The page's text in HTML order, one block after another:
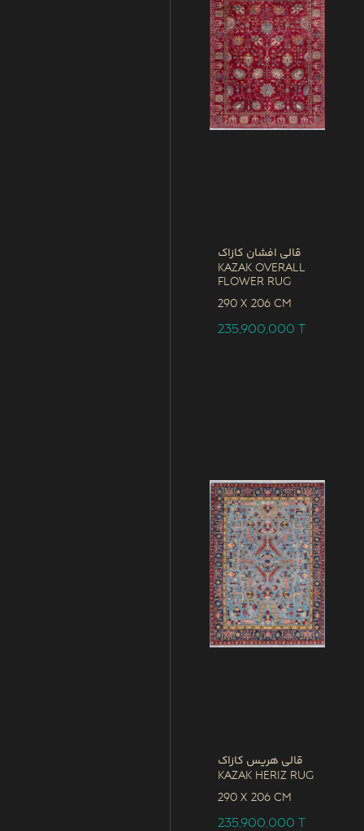
قالی افشان کازاک
Kazak Overall
Flower Rug
290 x 206 CM
235,900,000T
قالی هریس کازاک
Kazak Heriz Rug
290 x 206 CM
235,900,000T